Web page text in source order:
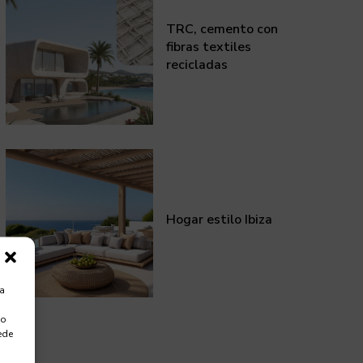
TRC, cemento con
fibras textiles
recicladas
Hogar estilo Ibiza